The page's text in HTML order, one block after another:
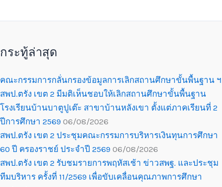
กระทู้ล่าสุด
คณะกรรมการกลั่นกรองข้อมูลการเลิกสถานศึกษาขั้นพื้นฐาน ฯ
สพป.ตรัง เขต 2 มีมติเห็นชอบให้เลิกสถานศึกษาขั้นพื้นฐาน
โรงเรียนบ้านบาตูปูเต๊ะ สาขาบ้านหลังเขา ตั้งแต่ภาคเรียนที่ 2
ปีการศึกษา 2569 06/08/2026
สพป.ตรัง เขต 2 ประชุมคณะกรรมการบริหารเงินทุนการศึกษา
60 ปี ครองราชย์ ประจำปี 2569 06/08/2026
สพป.ตรัง เขต 2 รับชมรายการพฤหัสเช้า ข่าวสพฐ. และประชุม
ทีมบริหาร ครั้งที่ 11/2569 เพื่อขับเคลื่อนคุณภาพการศึกษา